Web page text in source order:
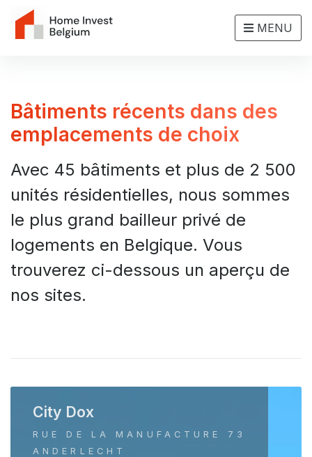
MENU
Bâtiments récents dans des
emplacements de choix
Avec 45 bâtiments et plus de 2 500
unités résidentielles, nous sommes
le plus grand bailleur privé de
logements en Belgique. Vous
trouverez ci-dessous un aperçu de
nos sites.
City Dox
RUE DE LA MANUFACTURE 73
ANDERLECHT